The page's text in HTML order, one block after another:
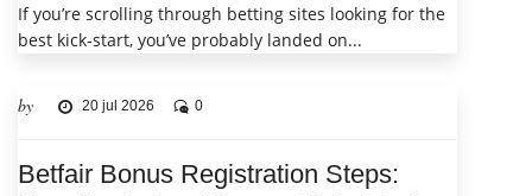
If you’re scrolling through betting sites looking for the
best kick‑start, you’ve probably landed on...
by 20 jul 2026 0
Betfair Bonus Registration Steps: